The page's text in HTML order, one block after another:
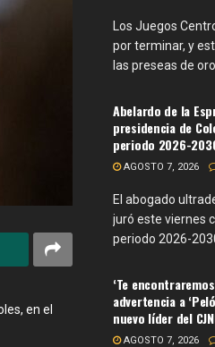
en el
Los Juegos
por terminar, y
las preseas de
Abelardo de la
presidencia de
periodo 2026-
AGOSTO 7, 2026
El abogado
juró este viernes
periodo 2026-
‘Te
advertencia a
nuevo líder del
AGOSTO 7, 2026